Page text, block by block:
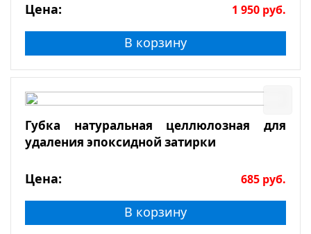
Цена: 1 950 руб.
В корзину
Губка натуральная целлюлозная для
удаления эпоксидной затирки
Цена: 685 руб.
В корзину